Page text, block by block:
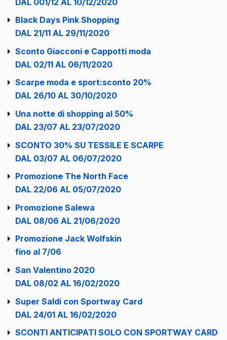
Black Days Pink Shopping
DAL 21/11 AL 29/11/2020
Sconto Giacconi e Cappotti moda
DAL 02/11 AL 06/11/2020
Scarpe moda e sport:sconto 20%
DAL 26/10 AL 30/10/2020
Una notte di shopping al 50%
DAL 23/07 AL 23/07/2020
SCONTO 30% SU TESSILE E SCARPE
DAL 03/07 AL 06/07/2020
Promozione The North Face
DAL 22/06 AL 05/07/2020
Promozione Salewa
DAL 08/06 AL 21/06/2020
Promozione Jack Wolfskin
fino al 7/06
San Valentino 2020
DAL 08/02 AL 16/02/2020
Super Saldi con Sportway Card
DAL 24/01 AL 16/02/2020
SCONTI ANTICIPATI SOLO CON SPORTWAY CARD